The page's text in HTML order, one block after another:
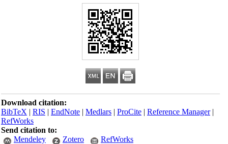
Download citation:
BibTeX|RIS|EndNote|Medlars|ProCite|Reference Manager
RefWorks
Send citation to:
Mendeley
Zotero RefWorks